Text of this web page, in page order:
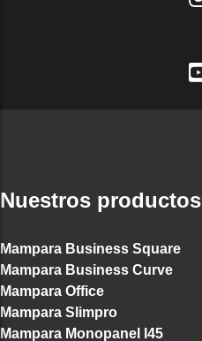
Nuestros productos
Mampara Business Square
Mampara Business Curve
Mampara Office
Mampara Slimpro
Mampara Monopanel I45